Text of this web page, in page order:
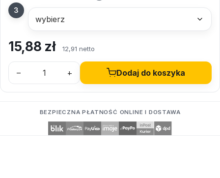
15,88 zł 12,91 netto
– + Dodaj do koszyka
BEZPIECZNA PŁATNOŚĆ ONLINE I DOSTAWA